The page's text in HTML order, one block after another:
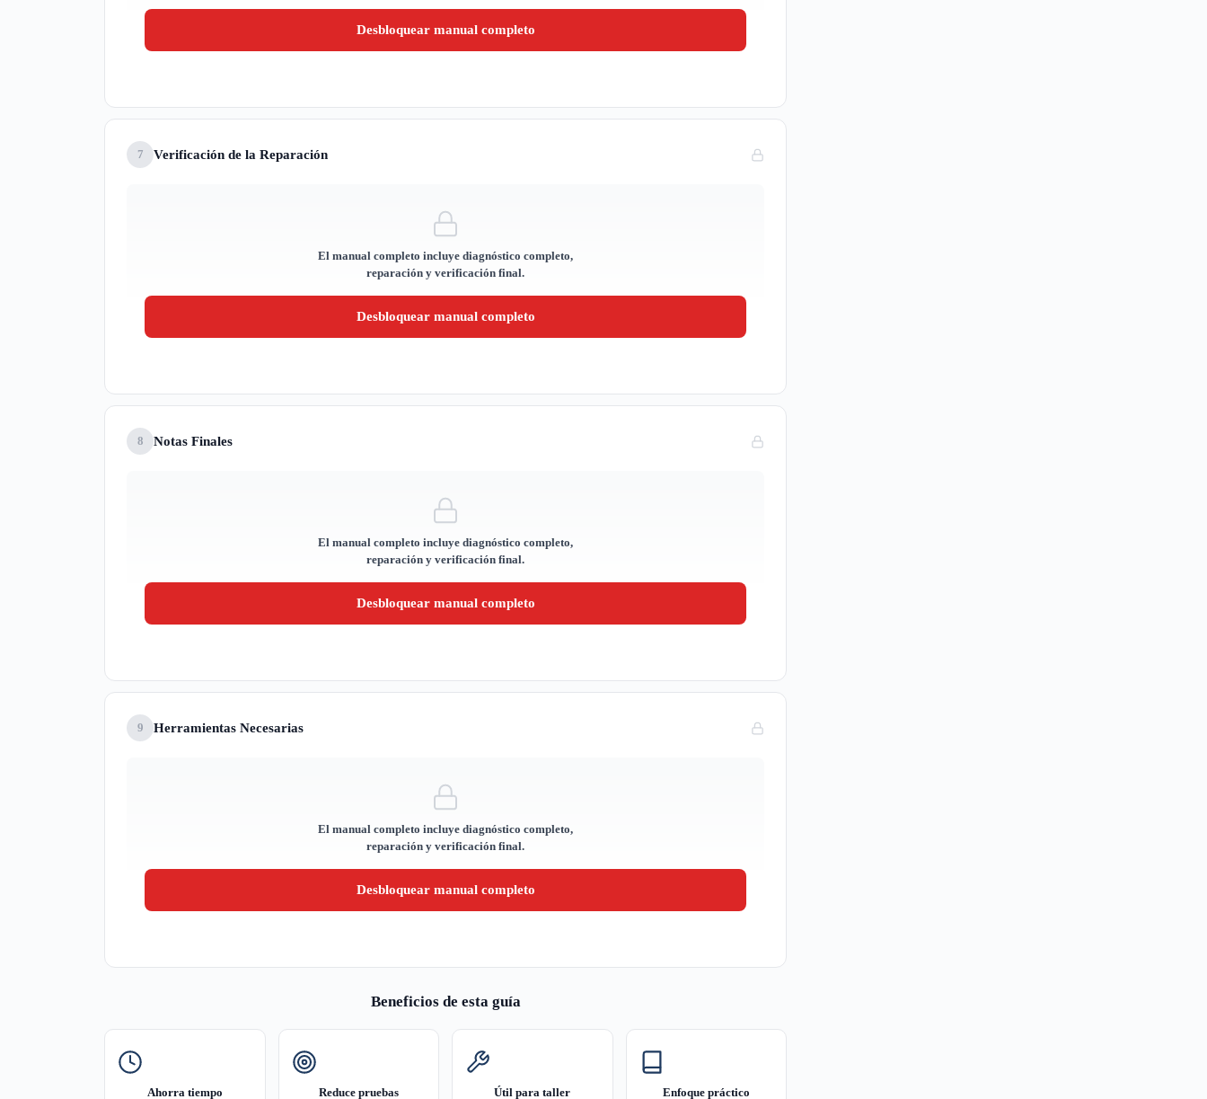
Desbloquear manual completo
7 Verificación de la Reparación
El manual completo incluye diagnóstico completo,
reparación y verificación final.
Desbloquear manual completo
8 Notas Finales
El manual completo incluye diagnóstico completo,
reparación y verificación final.
Desbloquear manual completo
9 Herramientas Necesarias
El manual completo incluye diagnóstico completo,
reparación y verificación final.
Desbloquear manual completo
Beneficios de esta guía
Ahorra tiempo Reduce pruebas Útil para taller Enfoque práctico